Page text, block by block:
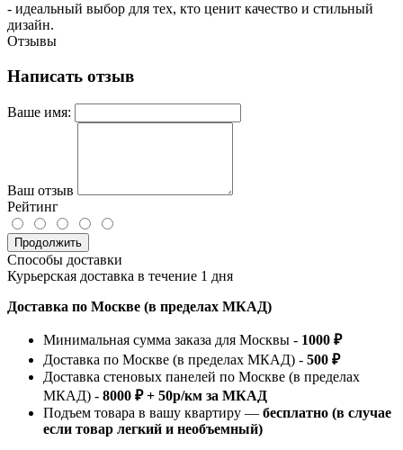
- идеальный выбор для тех, кто ценит качество и стильный
дизайн.
Отзывы
Написать отзыв
Ваше имя:
Ваш отзыв
Рейтинг
Продолжить
Способы доставки
Курьерская доставка в течение 1 дня
Доставка по Москве (в пределах МКАД)
Минимальная сумма заказа для Москвы - 1000 ₽
Доставка по Москве (в пределах МКАД) - 500 ₽
Доставка стеновых панелей по Москве (в пределах
МКАД) - 8000 ₽ + 50р/км за МКАД
Подъем товара в вашу квартиру — бесплатно (в случае
если товар легкий и необъемный)